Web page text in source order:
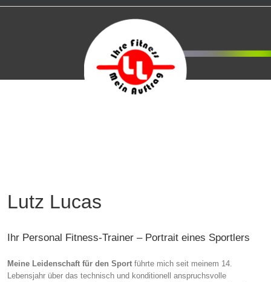
Lutz Lucas
Ihr Personal Fitness-Trainer – Portrait eines Sportlers
Meine Leidenschaft für den Sport führte mich seit meinem 14.
Lebensjahr über das technisch und konditionell anspruchsvolle